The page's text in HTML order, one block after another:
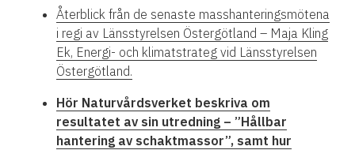
Återblick från de senaste masshanteringsmötena
i regi av Länsstyrelsen Östergötland – Maja Kling
Ek, Energi- och klimatstrateg vid Länsstyrelsen
Östergötland.
Hör Naturvårdsverket beskriva om
resultatet av sin utredning – ”Hållbar
hantering av schaktmassor”, samt hur